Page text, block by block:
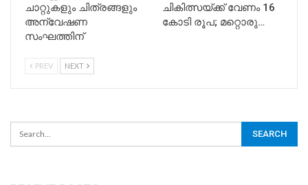
ചാറ്റുകളും ചിത്രങ്ങളും
അന്വേഷണ
സംഘത്തിന്
ചികിത്സയ്ക്ക് വേണം 16
കോടി രൂപ; മറ്റൊരു…
PREV NEXT